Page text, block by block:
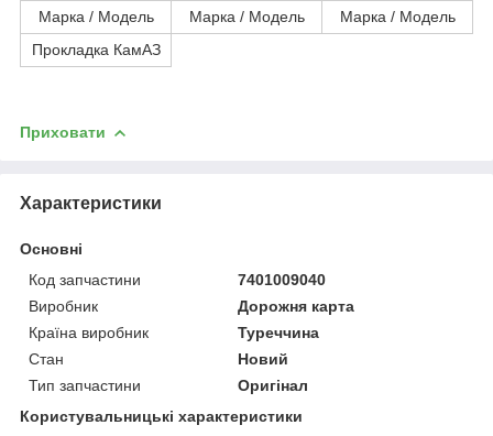
Марка / Модель Марка / Модель
Марка / Модель
Прокладка КамАЗ
Приховати
Характеристики
Основні
Код запчастини
7401009040
Виробник
Дорожня карта
Країна виробник
Туреччина
Стан
Новий
Тип запчастини
Оригінал
Користувальницькі характеристики